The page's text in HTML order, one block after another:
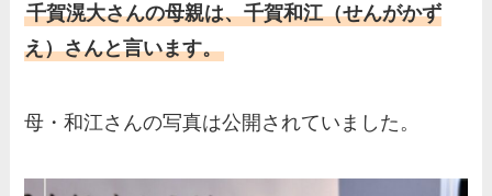
千賀滉大さんの母親は、千賀和江（せんがかず
え）さんと言います。
母・和江さんの写真は公開されていました。